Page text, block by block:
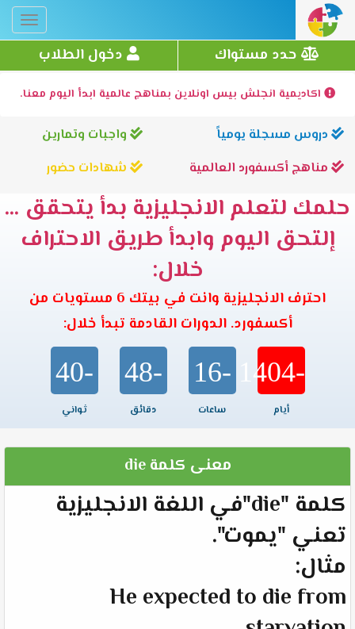
حدد مستواك دخول الطلاب
اكاديمية انجلش بيس اونلاين بمناهج عالمية ابدأ اليوم معنا.
دروس مسجلة يومياً
واجبات وتمارين
مناهج أكسفورد العالمية
شهادات حضور
حلمك لتعلم الانجليزية بدأ يتحقق ...
إلتحق اليوم وابدأ طريق الاحتراف
خلال:
احترف الانجليزية وانت في بيتك 6 مستويات من
أكسفورد. الدورات القادمة تبدأ خلال:
-1404
أيام
-16
ساعات
-48
دقائق
-40
ثواني
معنى كلمة die
كلمة "die"في اللغة الانجليزية
تعني "يموت".
مثال:
He expected to die from